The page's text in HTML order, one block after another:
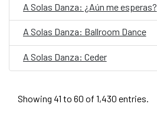
A Solas Danza: ¿Aún me esperas?
A Solas Danza: Ballroom Dance
A Solas Danza: Ceder
Showing 41 to 60 of 1,430 entries.